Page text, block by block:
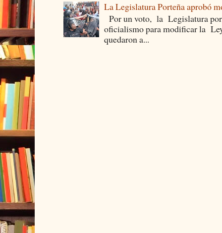
La Legislatura Porteña aprobó
Por un voto, la Legislatura
oficialismo para modificar la
quedaron a...